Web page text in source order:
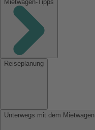
Mietwagen-Tipps
Reiseplanung
Unterwegs mit dem Mietwagen